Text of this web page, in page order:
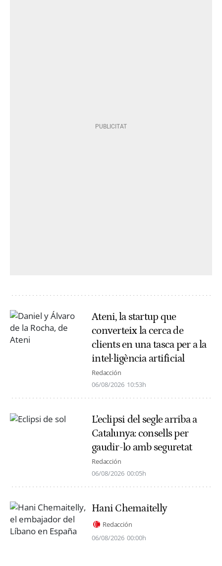
Ateni, la startup que
converteix la cerca de
clients en una tasca per a la
intel·ligència artificial
Redacción
06/08/2026 10:53h
L’eclipsi del segle arriba a
Catalunya: consells per
gaudir-lo amb seguretat
Redacción
06/08/2026 00:05h
Hani Chemaitelly
Redacción
06/08/2026 00:00h